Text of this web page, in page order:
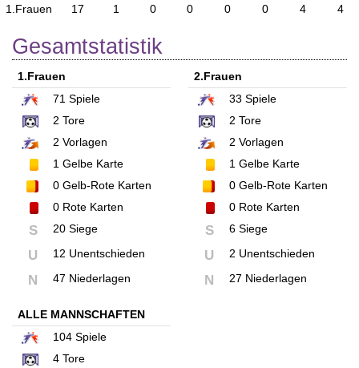
1.Frauen
17 1 0 0 0 0 4 4
Gesamtstatistik
1.Frauen
71 Spiele
2 Tore
2 Vorlagen
1 Gelbe Karte
0 Gelb-Rote Karten
0 Rote Karten
S 20 Siege
U 12 Unentschieden
N 47 Niederlagen
2.Frauen
33 Spiele
2 Tore
2 Vorlagen
1Gelbe Karte
0Gelb-Rote Karten
0Rote Karten
S 6 Siege
U 2 Unentschieden
N 27 Niederlagen
ALLE MANNSCHAFTEN
104 Spiele
4 Tore